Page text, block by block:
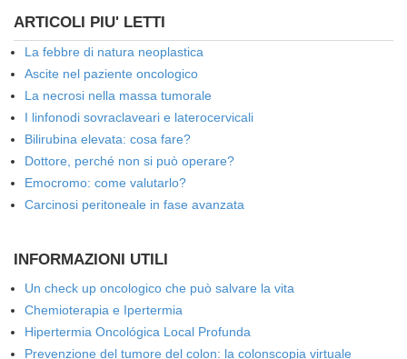
ARTICOLI PIU' LETTI
La febbre di natura neoplastica
Ascite nel paziente oncologico
La necrosi nella massa tumorale
I linfonodi sovraclaveari e laterocervicali
Bilirubina elevata: cosa fare?
Dottore, perché non si può operare?
Emocromo: come valutarlo?
Carcinosi peritoneale in fase avanzata
INFORMAZIONI UTILI
Un check up oncologico che può salvare la vita
Chemioterapia e Ipertermia
Hipertermia Oncológica Local Profunda
Prevenzione del tumore del colon: la colonscopia virtuale